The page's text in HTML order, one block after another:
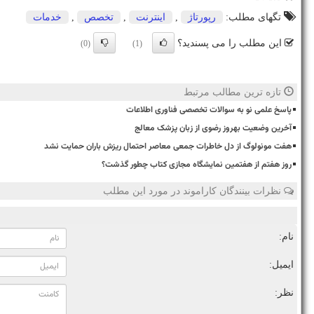
تگهای مطلب:
رپورتاژ , اینترنت , تخصص , خدمات
این مطلب را می پسندید؟ (1)
(0)
تازه ترین مطالب مرتبط
پاسخ علمی نو به سوالات تخصصی فناوری اطلاعات
آخرین وضعیت بهروز رضوی از زبان پزشک معالج
هفت مونولوگ از دل خاطرات جمعی معاصر احتمال ریزش باران حمایت نشد
روز هفتم از هفتمین نمایشگاه مجازی کتاب چطور گذشت؟
نظرات بینندگان کاراموند در مورد این مطلب
نام:
ایمیل:
نظر: